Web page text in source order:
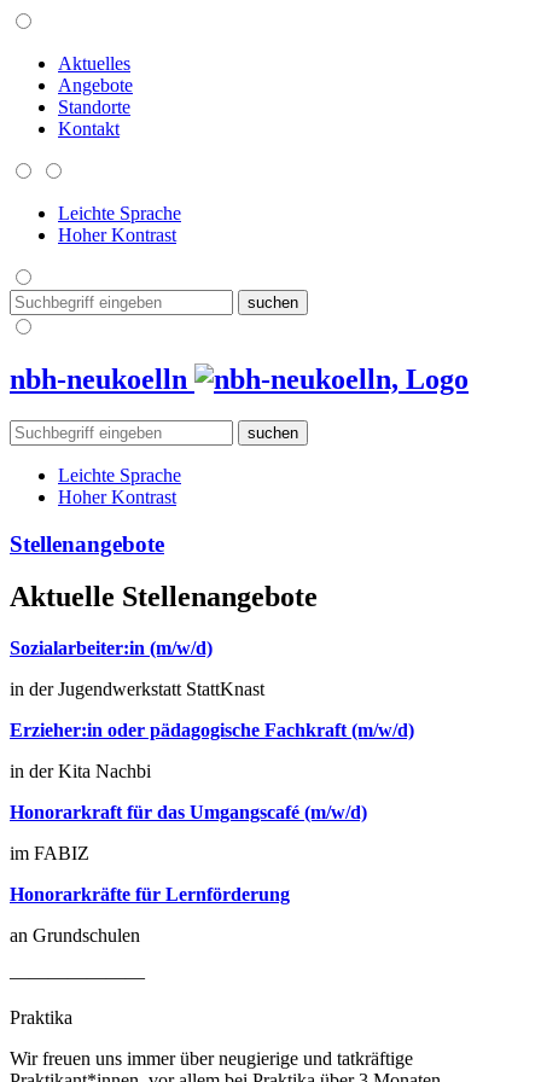
Aktuelles
Angebote
Standorte
Kontakt
Leichte Sprache
Hoher Kontrast
nbh-neukoelln
Leichte Sprache
Hoher Kontrast
Stellenangebote
Aktuelle Stellenangebote
Sozialarbeiter:in (m/w/d)
in der Jugendwerkstatt StattKnast
Erzieher:in oder pädagogische Fachkraft (m/w/d)
in der Kita Nachbi
Honorarkraft für das Umgangscafé (m/w/d)
im FABIZ
Honorarkräfte für Lernförderung
an Grundschulen
———————
Praktika
Wir freuen uns immer über neugierige und tatkräftige